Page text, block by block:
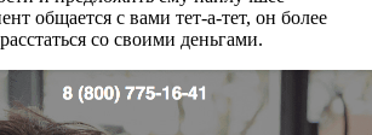
общается с вами тет-а-тет, он более
со своими деньгами.